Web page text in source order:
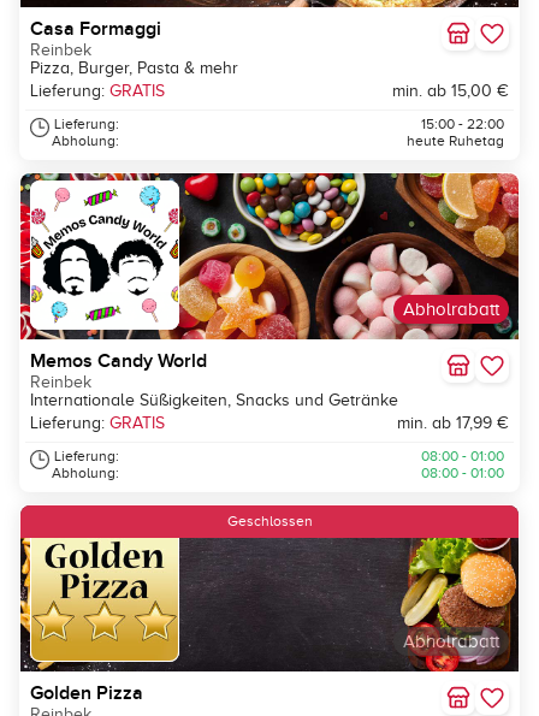
Casa Formaggi
Reinbek
Pizza, Burger, Pasta & mehr
Lieferung: GRATIS min. ab 15,00 €
Lieferung:
Abholung:
15:00 - 22:00
heute Ruhetag
Abholrabatt
Memos Candy World
Reinbek
Internationale Süßigkeiten, Snacks und Getränke
Lieferung: GRATIS min. ab 17,99 €
Lieferung:
Abholung:
08:00 - 01:00
08:00 - 01:00
Abholrabatt
Geschlossen
Golden Pizza